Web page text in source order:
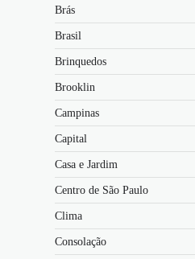
Brás
Brasil
Brinquedos
Brooklin
Campinas
Capital
Casa e Jardim
Centro de São Paulo
Clima
Consolação